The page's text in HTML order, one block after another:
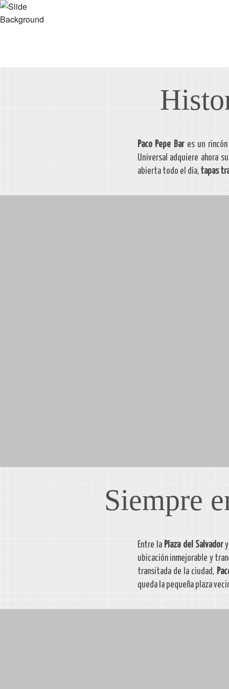
Paco Pepe Bares un
Universal adquiere ahora
abierta todo el día, tapas
Siempre
Entre la Plaza del Salvador
ubicación inmejorable y
transitada de la ciudad,
queda la pequeña plaza